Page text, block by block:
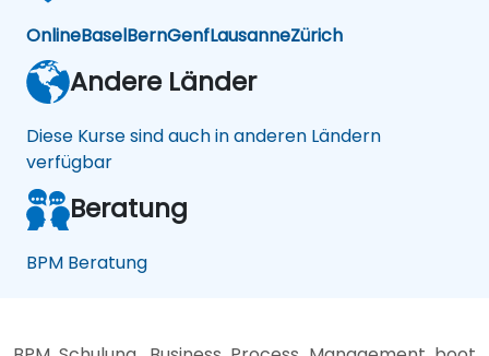
OnlineBaselBernGenfLausanneZürich
Andere Länder
Diese Kurse sind auch in anderen Ländern
verfügbar
Beratung
BPM Beratung